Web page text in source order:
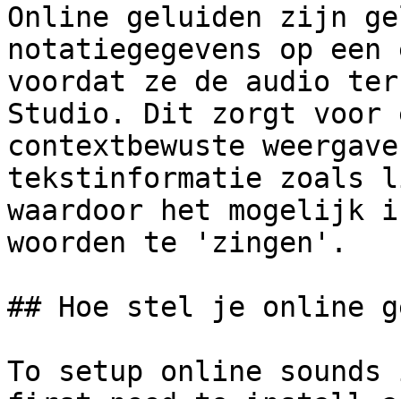
Online geluiden zijn
notatiegegevens op
voordat ze de audio
Studio. Dit zorgt voor
contextbewuste
tekstinformatie zoals
waardoor het mogelijk
woorden te 'zingen'.
## Hoe stel je online
To setup online